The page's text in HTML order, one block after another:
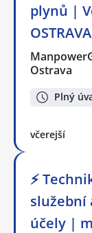
plynů |
OSTRAVA
Ostrava
Plný
včerejší
⚡
služební
účely |